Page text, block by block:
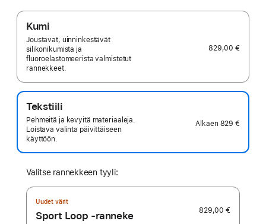
Kumi
Joustavat, uinninkestävät
silikonikumista ja
fluoroelastomeerista valmistetut
rannekkeet.
829,00 €
Tekstiili
Pehmeitä ja kevyitä materiaaleja.
Loistava valinta päivittäiseen
käyttöön.
Alkaen 829 €
Valitse rannekkeen tyyli:
Uudet värit
Sport Loop ‑ranneke 829,00 €